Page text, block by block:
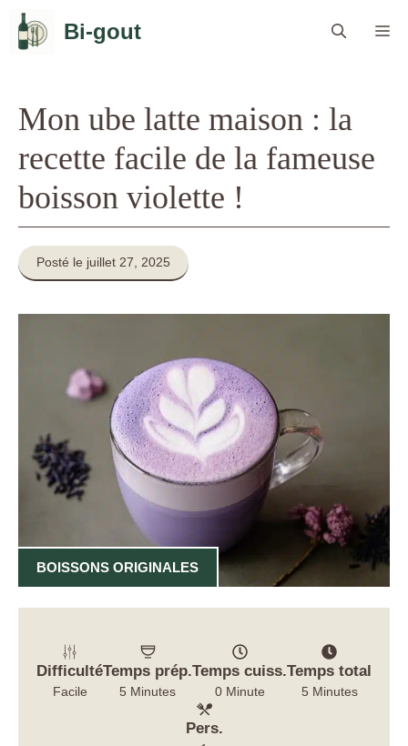
Aller
contenu
Bi-gout
Mon ube latte maison : la
recette facile de la fameuse
boisson violette !
Posté le juillet 27, 2025
BOISSONS ORIGINALES
Difficulté
Facile
Temps prép.
5 Minutes
Temps cuiss.
0 Minute
Temps total
5 Minutes
Pers.